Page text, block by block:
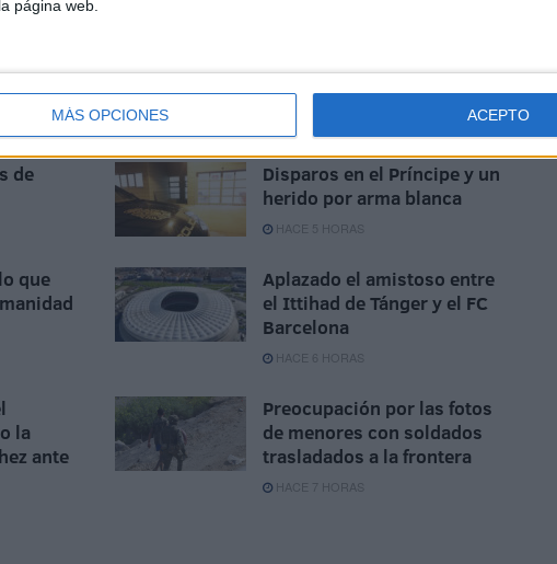
página web.
MÁS OPCIONES ACEPTO
de
Disparos en el Príncipe y un
herido por arma blanca
HACE 5 HORAS
que
Aplazado el amistoso entre
el Ittihad de Tánger y el FC
Barcelona
HACE 6 HORAS
la
ante
Preocupación por las fotos
de menores con soldados
trasladados a la frontera
HACE 7 HORAS